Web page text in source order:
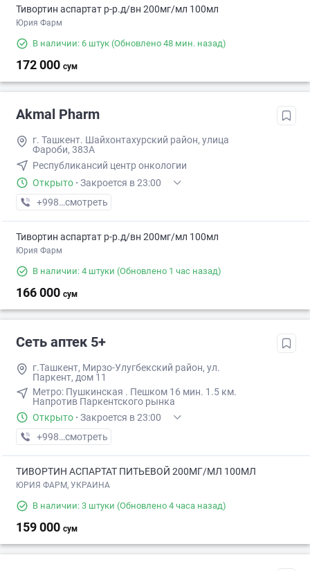
Тивортин аспартат р-р.д/вн 200мг/мл 100мл
Юрия Фарм
В наличии: 6 штук (Обновлено 48 мин. назад)
172 000 сум
Akmal Pharm
г. Ташкент. Шайхонтахурский район, улица
Фароби, 383А
Республикансий центр онкологии
Открыто · Закроется в 23:00
+998 (99) XXX-XX-XX
смотреть
Тивортин аспартат р-р.д/вн 200мг/мл 100мл
Юрия Фарм
В наличии: 4 штуки (Обновлено 1 час назад)
166 000 сум
Сеть аптек 5+
г.Ташкент, Мирзо-Улугбекский район, ул.
Паркент, дом 11
Метро: ​Пушкинская . Пешком​ 16 мин. ​1.5 км.
Напротив Паркентского рынка
Открыто · Закроется в 23:00
+998 (71) XXX-XX-XX
смотреть
ТИВОРТИН АСПАРТАТ ПИТЬЕВОЙ 200МГ/МЛ 100МЛ
ЮРИЯ ФАРМ, УКРАИНА
В наличии: 3 штуки (Обновлено 4 часа назад)
159 000 сум